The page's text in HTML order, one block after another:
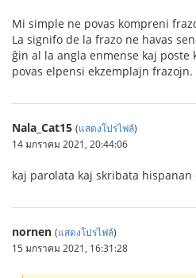
Mi simple ne povas kompreni
La signifo de la frazo ne havas
ĝin al la angla enmense kaj
povas elpensi ekzemplajn frazojn.
Nala_Cat15 (แสดงโปรไฟล์)
14 มกราคม 2021, 20:44:06
kaj parolata kaj skribata hispanan
nornen (แสดงโปรไฟล์)
15 มกราคม 2021, 16:31:28